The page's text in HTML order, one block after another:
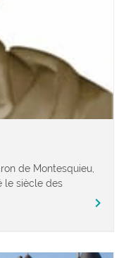
de Montesquieu,
le siècle des
chevron_right